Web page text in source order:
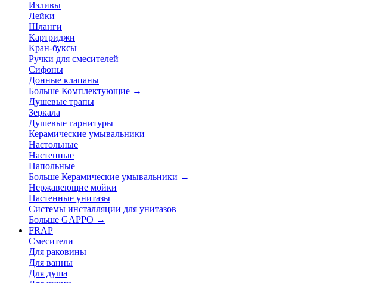
Изливы
Лейки
Шланги
Картриджи
Кран-буксы
Ручки для смесителей
Сифоны
Донные клапаны
Больше Комплектующие →
Душевые трапы
Зеркала
Душевые гарнитуры
Керамические умывальники
Настольные
Настенные
Напольные
Больше Керамические умывальники →
Нержавеющие мойки
Настенные унитазы
Системы инсталляции для унитазов
Больше GAPPO →
FRAP
Смесители
Для раковины
Для ванны
Для душа